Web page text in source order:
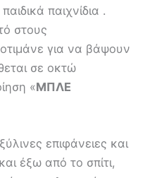
παιχνίδια .
στους
για να βάψουν
σε οκτώ
«ΜΠΛΕ
επιφάνειες και
έξω από το σπίτι,